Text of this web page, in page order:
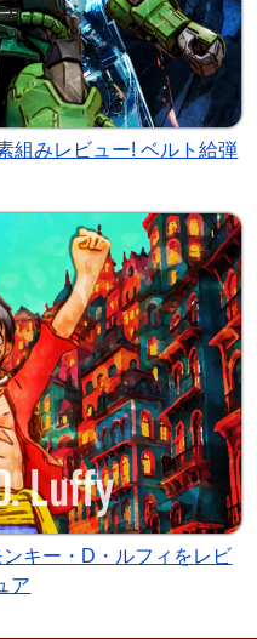
組みレビュー! ベルト給弾
キー・D・ルフィをレビ
ア